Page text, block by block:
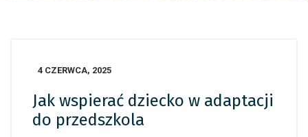
4 CZERWCA, 2025
Jak wspierać dziecko w adaptacji
do przedszkola